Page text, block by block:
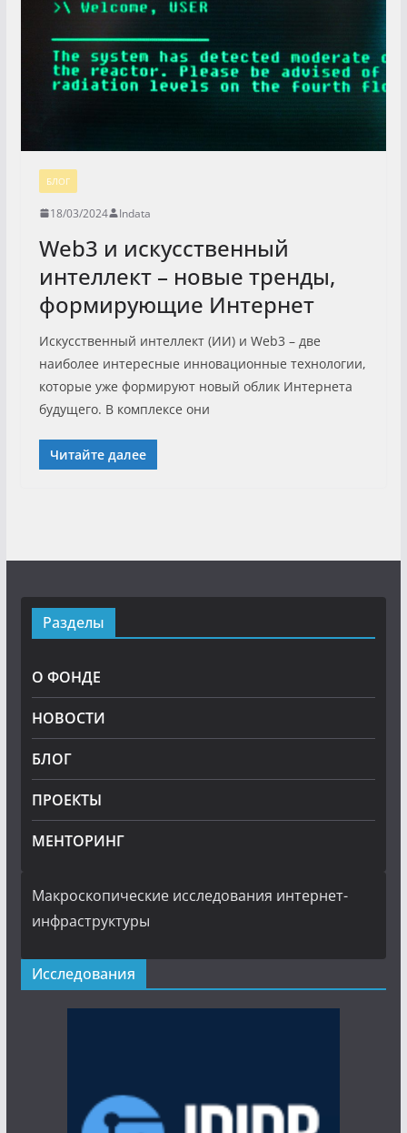
БЛОГ
18/03/2024 Indata
Web3 и искусственный
интеллект – новые тренды,
формирующие Интернет
Искусственный интеллект (ИИ) и Web3 – две
наиболее интересные инновационные технологии,
которые уже формируют новый облик Интернета
будущего. В комплексе они
Читайте далее
Разделы
О ФОНДЕ
НОВОСТИ
БЛОГ
ПРОЕКТЫ
МЕНТОРИНГ
Макроскопические исследования интернет-
инфраструктуры
Исследования